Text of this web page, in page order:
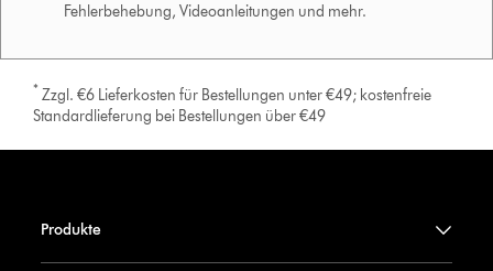
Fehlerbehebung, Videoanleitungen und mehr.
* Zzgl. €6 Lieferkosten für Bestellungen unter €49; kostenfreie
Standardlieferung bei Bestellungen über €49
Produkte